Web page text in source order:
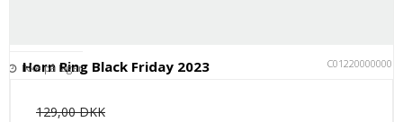
Horn Ring Black Friday 2023 C012200000001
Ikke på lager
129,00 DKK